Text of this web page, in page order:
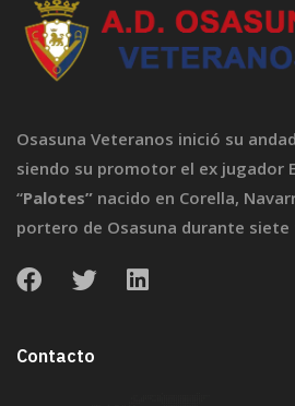
Osasuna Veteranos inició su
siendo su promotor el ex jugador
“Palotes” nacido en Corella,
portero de Osasuna durante
Contacto